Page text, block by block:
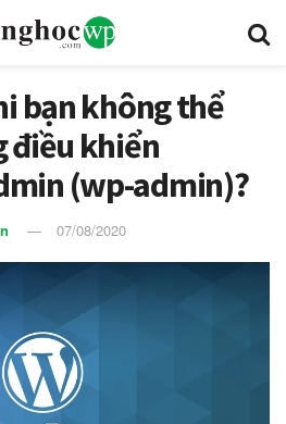
bạn không thể
điều khiển
(wp-admin)?
07/08/2020